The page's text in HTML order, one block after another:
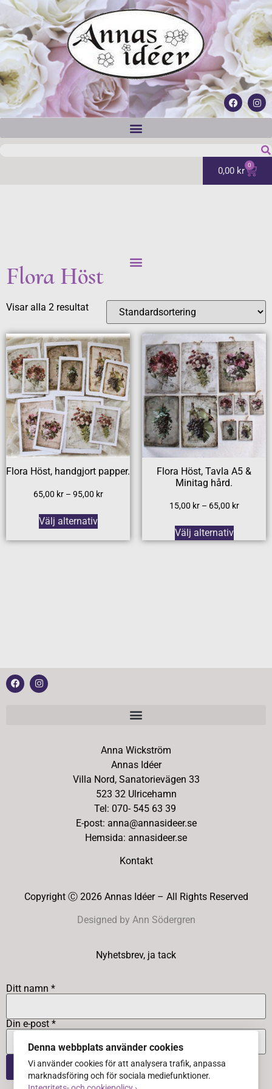
0,00 kr 0
Flora Höst
Visar alla 2 resultat
Flora Höst, handgjort papper.
65,00 kr – 95,00 kr
Välj alternativ
Flora Höst, Tavla A5 &
Minitag hård.
15,00 kr – 65,00 kr
Välj alternativ
Anna Wickström
Annas Idéer
Villa Nord, Sanatorievägen 33
523 32 Ulricehamn
Tel: 070- 545 63 39
E-post: anna@annasideer.se
Hemsida: annasideer.se
Kontakt
Copyright Ⓒ 2026 Annas Idéer – All Rights Reserved
Designed by Ann Södergren
Nyhetsbrev, ja tack
Ditt namn *
Din e-post *
Denna webbplats använder cookies
Vi använder cookies för att analysera trafik, anpassa
marknadsföring och för sociala mediefunktioner.